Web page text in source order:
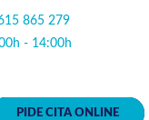
865 279
- 14:00h
PIDE CITA ONLINE